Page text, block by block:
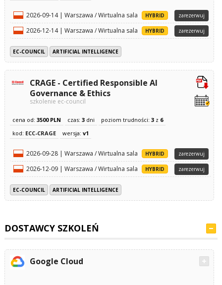
2026-09-14 | Warszawa / Wirtualna sala HYBRID zarezerwuj
2026-12-14 | Warszawa / Wirtualna sala HYBRID zarezerwuj
EC-COUNCIL ARTIFICIAL INTELLIGENCE
CRAGE - Certified Responsible AI
Governance & Ethics
szkolenie ec-council
cena od: 3500 PLN czas: 3dni poziom trudności: 3z 6
kod: ECC-CRAGE wersja: v1
2026-09-28 | Warszawa / Wirtualna sala HYBRID zarezerwuj
2026-12-09 | Warszawa / Wirtualna sala HYBRID zarezerwuj
EC-COUNCIL ARTIFICIAL INTELLIGENCE
DOSTAWCY SZKOLEŃ
Google Cloud